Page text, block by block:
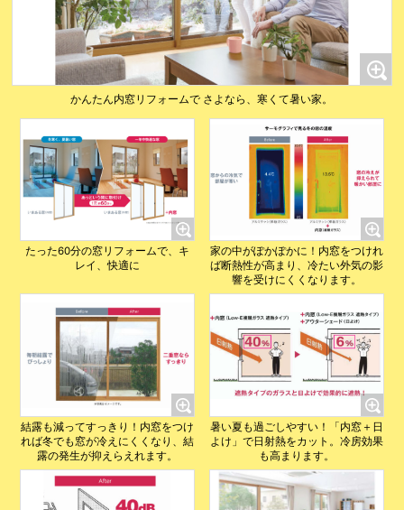
かんたん内窓リフォームで さよなら、寒くて暑い家。
たった60分の窓リフォームで、キ
レイ、快適に
家の中がぽかぽかに！内窓をつけれ
ば断熱性が高まり、冷たい外気の影
響を受けにくくなります。
結露も減ってすっきり！内窓をつけ
れば冬でも窓が冷えにくくなり、結
露の発生が抑えらえれます。
暑い夏も過ごしやすい！「内窓＋日
よけ」で日射熱をカット。冷房効果
も高まります。